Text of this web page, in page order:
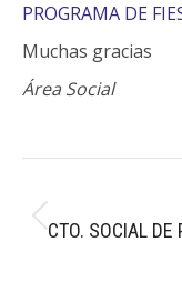
PROGRAMA DE
Muchas gracias
Área Social
entre
CTO. SOCIAL DE